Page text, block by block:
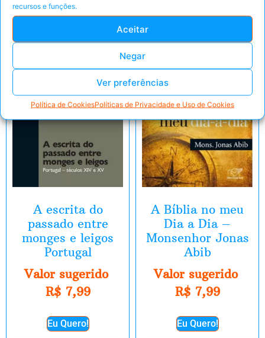
recursos e funções.
Aceitar
Negar
Ver preferências
Política de CookiesPolíticas de Privacidade e Uso de Cookies
A escrita do
passado entre
monges e leigos
Portugal
Valor sugerido
R$7,99
Eu Quero!
E-Book
A Bíblia no meu
Dia a Dia –
Monsenhor Jonas
Abib
Valor sugerido
R$7,99
Eu Quero!